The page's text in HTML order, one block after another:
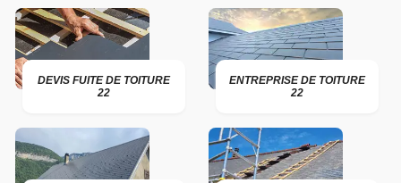
DEVIS FUITE DE TOITURE
22
ENTREPRISE DE TOITURE
22